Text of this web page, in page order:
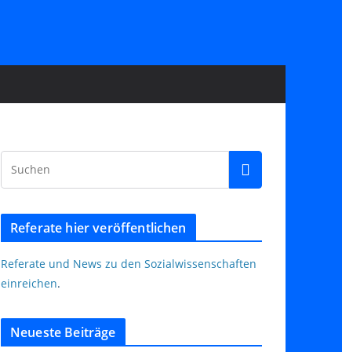
Referate hier veröffentlichen
Referate und News zu den Sozialwissenschaften
einreichen.
Neueste Beiträge